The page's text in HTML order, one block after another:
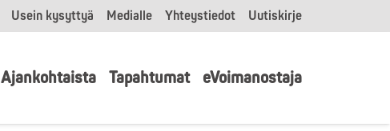
Usein kysyttyä Medialle Yhteystiedot Uutiskirje
Ajankohtaista Tapahtumat eVoimanostaja